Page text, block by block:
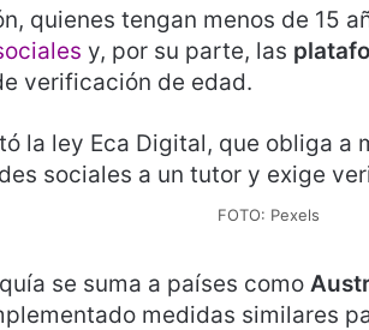
quienes tengan menos de 15
y, por su parte, las
verificación de edad.
FOTO: Pexels
se suma a países como
medidas similares